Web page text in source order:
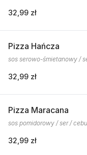
32,99 zł
Pizza Hańcza
sos serowo-śmietanowy /
32,99 zł
Pizza Maracana
sos pomidorowy / ser /
32,99 zł